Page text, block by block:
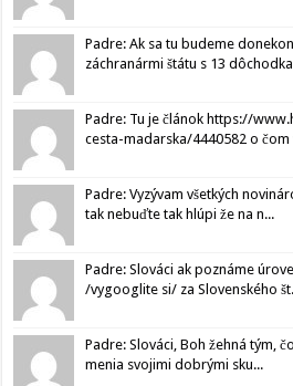
Padre: Ak sa tu budeme
záchranármi štátu s 13
Padre: Tu je článok https://
cesta-madarska/4440582 o čom
Padre: Vyzývam všetkých
tak nebuďte tak hlúpi že na n...
Padre: Slováci ak poznáme
/vygooglite si/ za Slovenského
Padre: Slováci, Boh žehná tým,
menia svojimi dobrými sku...